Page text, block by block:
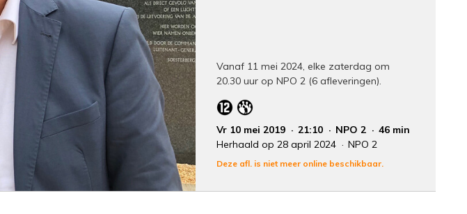
Vanaf 11 mei 2024, elke zaterdag om
20.30 uur op NPO 2 (6 afleveringen).
Vr 10 mei 2019 21:10 NPO 2
46 min
Herhaald op 28 april 2024
NPO 2
Deze afl. is niet meer online beschikbaar.